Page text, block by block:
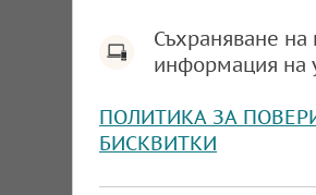
Съхраняване
информация на
ПОЛИТИКА ЗА
БИСКВИТКИ